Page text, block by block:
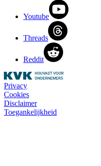
Youtube
Threads
Reddit
Privacy
Cookies
Disclaimer
Toegankelijkheid